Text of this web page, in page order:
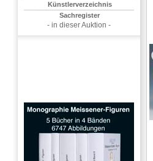
Künstlerverzeichnis
Sachregister
- in dieser Auktion -